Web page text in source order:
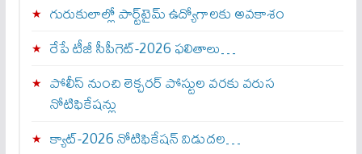
గురుకులాల్లో పార్ట్‌టైమ్ ఉద్యోగాలకు అవకాశం
రేపే టీజీ సీపీగెట్‌-2026 ఫలితాలు…
పోలీస్ నుంచి లెక్చరర్ పోస్టుల వరకు వరుస
నోటిఫికేషన్లు
క్యాట్-2026 నోటిఫికేషన్ విడుదల…